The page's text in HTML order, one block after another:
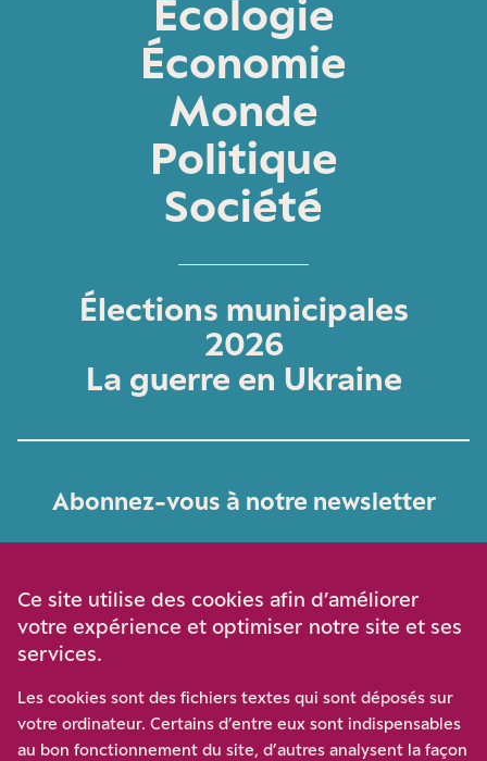
Écologie
Économie
Monde
Politique
Société
Élections municipales
2026
La guerre en Ukraine
Abonnez-vous à notre newsletter
Participez à notre effort pour conforter la démocratie en
luttant contre l’ascension aux extrêmes, et la
Ce site utilise des cookies afin d’améliorer
votre expérience et optimiser notre site et ses
services.
Les cookies sont des fichiers textes qui sont déposés sur
votre ordinateur. Certains d’entre eux sont indispensables
au bon fonctionnement du site, d’autres analysent la façon